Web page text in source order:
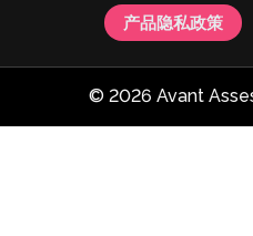
产品隐私政策
© 2026 Avant